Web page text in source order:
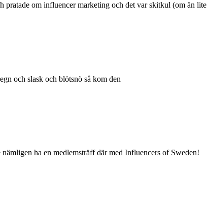
pratade om influencer marketing och det var skitkul (om än lite
och slask och blötsnö så kom den
ha en medlemsträff där med Influencers of Sweden!